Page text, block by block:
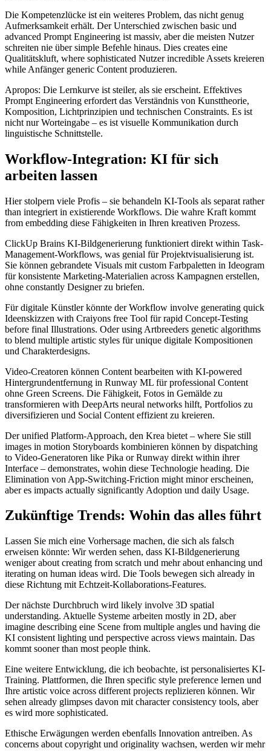
Die Kompetenzlücke ist ein weiteres Problem, das nicht genug
Aufmerksamkeit erhält. Der Unterschied zwischen basic und
advanced Prompt Engineering ist massiv, aber die meisten Nutzer
schreiten nie über simple Befehle hinaus. Dies creates eine
Qualitätskluft, where sophisticated Nutzer incredible Assets kreieren
while Anfänger generic Content produzieren.
Apropos: Die Lernkurve ist steiler, als sie erscheint. Effektives
Prompt Engineering erfordert das Verständnis von Kunsttheorie,
Komposition, Lichtprinzipien und technischen Constraints. Es ist
nicht nur Worteingabe – es ist visuelle Kommunikation durch
linguistische Schnittstelle.
Workflow-Integration: KI für sich
arbeiten lassen
Hier stolpern viele Profis – sie behandeln KI-Tools als separat rather
than integriert in existierende Workflows. Die wahre Kraft kommt
from embedding diese Fähigkeiten in Ihren kreativen Prozess.
ClickUp Brains KI-Bildgenerierung funktioniert direkt within Task-
Management-Workflows, was genial für Projektvisualisierung ist.
Sie können gebrandete Visuals mit custom Farbpaletten in Ideogram
für konsistente Marketing-Materialien across Kampagnen erstellen,
ohne constantly Designer zu briefen.
Für digitale Künstler könnte der Workflow involve generating quick
Ideenskizzen with Craiyons free Tool für rapid Concept-Testing
before final Illustrations. Oder using Artbreeders genetic algorithms
to blend multiple artistic styles für unique digitale Kompositionen
und Charakterdesigns.
Video-Creatoren können Content bearbeiten with KI-powered
Hintergrundentfernung in Runway ML für professional Content
ohne Green Screens. Die Fähigkeit, Fotos in Gemälde zu
transformieren with DeepArts neural networks hilft, Portfolios zu
diversifizieren und Social Content effizient zu kreieren.
Der unified Platform-Approach, den Krea bietet – where Sie still
images in motion Storyboards kombinieren können by dispatching
to Video-Generatoren like Pika or Runway direkt within ihrer
Interface – demonstrates, wohin diese Technologie heading. Die
Elimination von App-Switching-Friction might minor erscheinen,
aber es impacts actually significantly Adoption und daily Usage.
Zukünftige Trends: Wohin das alles führt
Lassen Sie mich eine Vorhersage machen, die sich als falsch
erweisen könnte: Wir werden sehen, dass KI-Bildgenerierung
weniger about creating from scratch und mehr about enhancing und
iterating on human ideas wird. Die Tools bewegen sich already in
diese Richtung mit Echtzeit-Kollaborations-Features.
Der nächste Durchbruch wird likely involve 3D spatial
understanding. Aktuelle Systeme arbeiten mostly in 2D, aber
imagine describing eine Scene from multiple angles und having die
KI consistent lighting und perspective across views maintain. Das
kommt sooner than most people think.
Eine weitere Entwicklung, die ich beobachte, ist personalisiertes KI-
Training. Plattformen, die Ihren specific style preference lernen und
Ihre artistic voice across different projects replizieren können. Wir
sehen already glimpses davon mit character consistency tools, aber
es wird more sophisticated.
Ethische Erwägungen werden ebenfalls Innovation antreiben. As
concerns about copyright und originality wachsen, werden wir mehr